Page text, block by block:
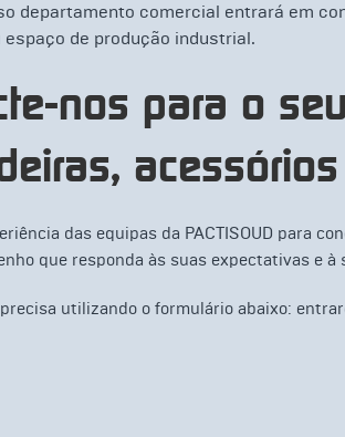
departamento comercial entrará em
espaço de produção industrial.
nos para o
das equipas da PACTISOUD para
que responda às suas expectativas e à
utilizando o formulário abaixo: